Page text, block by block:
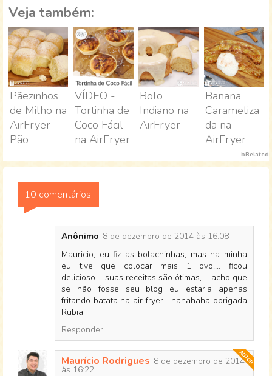
Veja também:
Pãezinhos
de Milho na
AirFryer -
Pão
VÍDEO -
Tortinha de
Coco Fácil
na AirFryer
Bolo
Indiano na
AirFryer
Banana
Carameliza
da na
AirFryer
bRelated
10 comentários:
Anônimo 8 de dezembro de 2014 às 16:08
Mauricio, eu fiz as bolachinhas, mas na minha
eu tive que colocar mais 1 ovo.... ficou
delicioso.... suas receitas são ótimas,.... acho que
se não fosse seu blog eu estaria apenas
fritando batata na air fryer... hahahaha obrigada
Rubia
Responder
Maurício Rodrigues 8 de dezembro de 2014
às 16:22